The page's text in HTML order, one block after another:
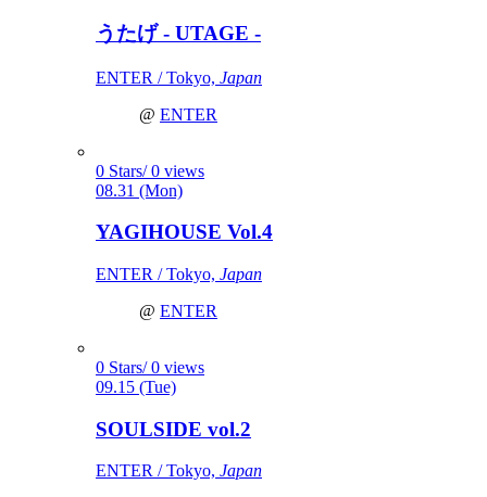
うたげ - UTAGE -
ENTER / Tokyo, Japan
@ ENTER
0 Stars/ 0 views
08.31 (Mon)
YAGIHOUSE Vol.4
ENTER / Tokyo, Japan
@ ENTER
0 Stars/ 0 views
09.15 (Tue)
SOULSIDE vol.2
ENTER / Tokyo, Japan